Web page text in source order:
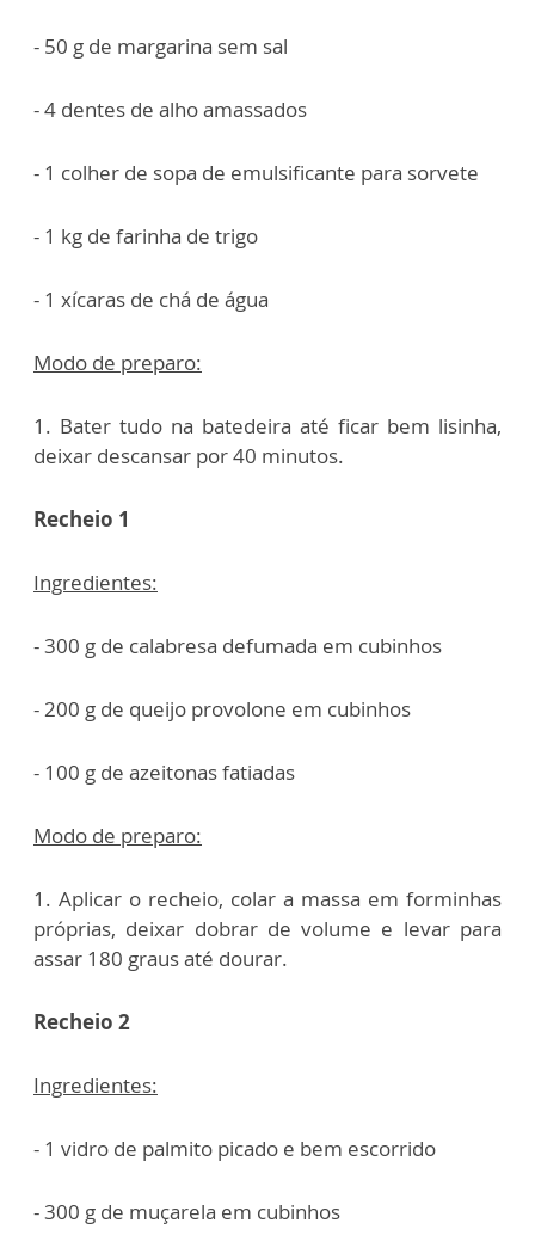
- 50 g de margarina sem sal
- 4 dentes de alho amassados
- 1 colher de sopa de emulsificante para sorvete
- 1 kg de farinha de trigo
- 1 xícaras de chá de água
Modo de preparo:
1. Bater tudo na batedeira até ficar bem lisinha,
deixar descansar por 40 minutos.
Recheio 1
Ingredientes:
- 300 g de calabresa defumada em cubinhos
- 200 g de queijo provolone em cubinhos
- 100 g de azeitonas fatiadas
Modo de preparo:
1. Aplicar o recheio, colar a massa em forminhas
próprias, deixar dobrar de volume e levar para
assar 180 graus até dourar.
Recheio 2
Ingredientes:
- 1 vidro de palmito picado e bem escorrido
- 300 g de muçarela em cubinhos